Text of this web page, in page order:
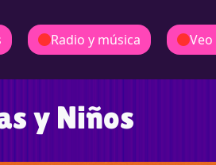
Radio y música
y Niños